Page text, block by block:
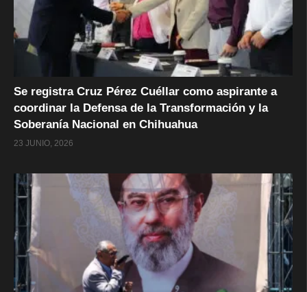
Se registra Cruz Pérez Cuéllar como aspirante a
coordinar la Defensa de la Transformación y la
Soberanía Nacional en Chihuahua
23 JUNIO, 2026